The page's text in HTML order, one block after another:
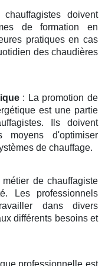
doivent
de formation en
pratiques en cas
des chaudières
: La promotion de
est une partie
Ils doivent
d'optimiser
de chauffage.
de chauffagiste
Les professionnels
dans divers
différents besoins et